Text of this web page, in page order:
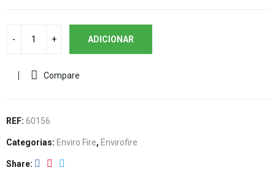
ADICIONAR
Compare
REF: 60156
Categorias: Enviro Fire, Envirofire
Share